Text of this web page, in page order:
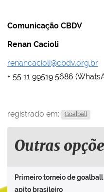
Comunicação CBDV
Renan Cacioli
renancacioli@cbdv.org.br
+ 55 11 99519 5686
registrado em: Goalball
Outras
Primeiro torneio de
apito brasileiro